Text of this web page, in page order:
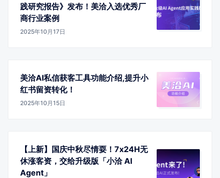
践研究报告》发布！美洽入选优秀厂
商行业案例
2025年10月17日
美洽AI私信获客工具功能介绍,提升小
红书留资转化！
2025年10月15日
【上新】国庆中秋尽情耍！7x24H无
休涨客资，交给升级版「小洽 AI
Agent」